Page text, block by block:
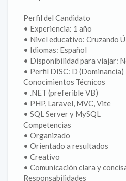
Perfil del Candidato
• Experiencia: 1 año
• Nivel educativo: Cruzando
• Idiomas: Español
• Disponibilidad para viajar:
• Perfil DISC: D (Dominancia)
Conocimientos Técnicos
• .NET (preferible VB)
• PHP, Laravel, MVC, Vite
• SQL Server y MySQL
Competencias
• Organizado
• Orientado a resultados
• Creativo
• Comunicación clara y
Responsabilidades